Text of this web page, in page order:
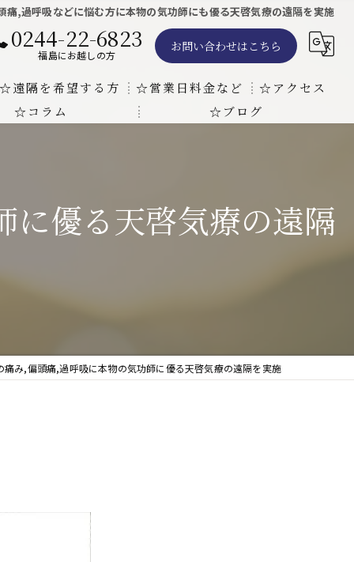
痛,過呼吸などに悩む方に本物の気功師にも優る天啓気療の遠隔を実施
0244-22-6823
福島にお越しの方
お問い合わせはこちら
☆遠隔を希望する方 ☆営業日料金など ☆アクセス
☆コラム ☆ブログ
優る天啓気療の遠隔
痛み,偏頭痛,過呼吸に本物の気功師に優る天啓気療の遠隔を実施